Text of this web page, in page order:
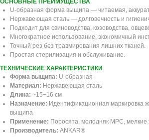
ОСНОВНЫЕ ПРЕИМУЩЕСТВА
U-образная форма выщипа — читаемая,
Нержавеющая сталь — долговечность и
Подходит для свиноводства, козоводства,
Многократное использование, экономичный
Точный рез без травмирования лишних тканей.
Простая стерилизация и обслуживание.
ТЕХНИЧЕСКИЕ ХАРАКТЕРИСТИКИ
Форма выщипа: U-образная
Материал: Нержавеющая сталь
Длина: ~15−16 см
Назначение: Идентификационная маркировка
выщипа
Применение: Поросята, молодняк МРС, мелкие
Производитель: ANKAR®